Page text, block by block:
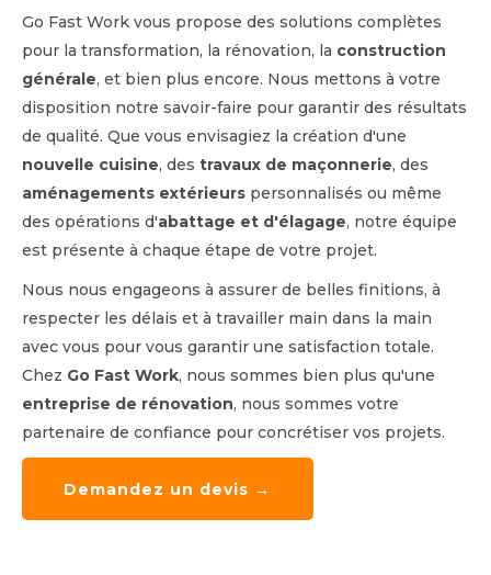
Go Fast Work vous propose des solutions complètes
pour la transformation, la rénovation, la construction
générale, et bien plus encore. Nous mettons à votre
disposition notre savoir-faire pour garantir des résultats
de qualité. Que vous envisagiez la création d'une
nouvelle cuisine, des travaux de maçonnerie, des
aménagements extérieurs personnalisés ou même
des opérations d'abattage et d'élagage, notre équipe
est présente à chaque étape de votre projet.
Nous nous engageons à assurer de belles finitions, à
respecter les délais et à travailler main dans la main
avec vous pour vous garantir une satisfaction totale.
Chez Go Fast Work, nous sommes bien plus qu'une
entreprise de rénovation, nous sommes votre
partenaire de confiance pour concrétiser vos projets.
Demandez un devis →